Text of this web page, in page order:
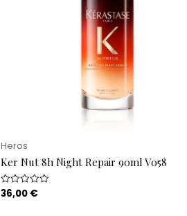
Heros
Ker Nut 8h Night Repair 90ml V058
Rated
0
36,00 €